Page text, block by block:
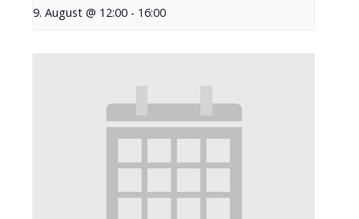
9. August @ 12:00 - 16:00